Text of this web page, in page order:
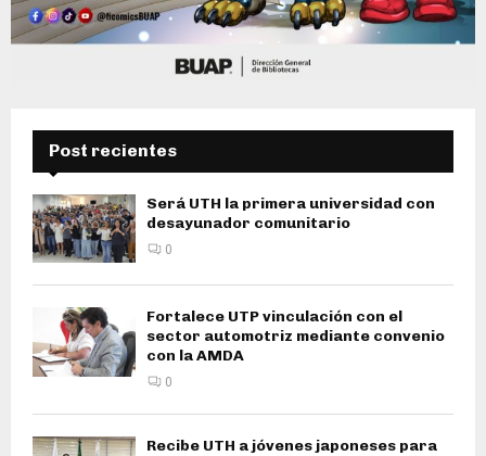
Post recientes
Será UTH la primera universidad con
desayunador comunitario
0
Fortalece UTP vinculación con el
sector automotriz mediante convenio
con la AMDA
0
Recibe UTH a jóvenes japoneses para